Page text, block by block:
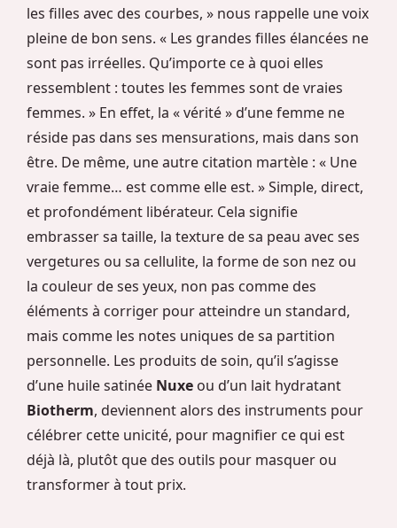
les filles avec des courbes, » nous rappelle une voix
pleine de bon sens. « Les grandes filles élancées ne
sont pas irréelles. Qu’importe ce à quoi elles
ressemblent : toutes les femmes sont de vraies
femmes. » En effet, la « vérité » d’une femme ne
réside pas dans ses mensurations, mais dans son
être. De même, une autre citation martèle : « Une
vraie femme… est comme elle est. » Simple, direct,
et profondément libérateur. Cela signifie
embrasser sa taille, la texture de sa peau avec ses
vergetures ou sa cellulite, la forme de son nez ou
la couleur de ses yeux, non pas comme des
éléments à corriger pour atteindre un standard,
mais comme les notes uniques de sa partition
personnelle. Les produits de soin, qu’il s’agisse
d’une huile satinée Nuxe ou d’un lait hydratant
Biotherm, deviennent alors des instruments pour
célébrer cette unicité, pour magnifier ce qui est
déjà là, plutôt que des outils pour masquer ou
transformer à tout prix.